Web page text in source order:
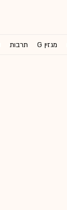
מגזין G תרבות